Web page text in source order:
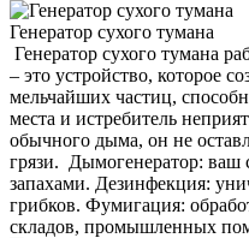
Генератор сухого тумана
Генератор сухого тумана
– это устройство, которое
мельчайших частиц,
места и истребитель
обычного дыма, он не
грязи. Дымогенератор: ваш
запахами. Дезинфекция:
грибков. Фумигация:
складов, промышленных